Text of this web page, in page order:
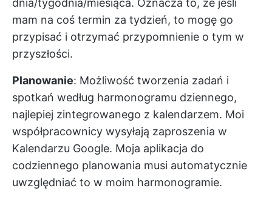
dnia/tygodnia/miesiąca. Oznacza to, że jeśli
mam na coś termin za tydzień, to mogę go
przypisać i otrzymać przypomnienie o tym w
przyszłości.
Planowanie: Możliwość tworzenia zadań i
spotkań według harmonogramu dziennego,
najlepiej zintegrowanego z kalendarzem. Moi
współpracownicy wysyłają zaproszenia w
Kalendarzu Google. Moja aplikacja do
codziennego planowania musi automatycznie
uwzględniać to w moim harmonogramie.